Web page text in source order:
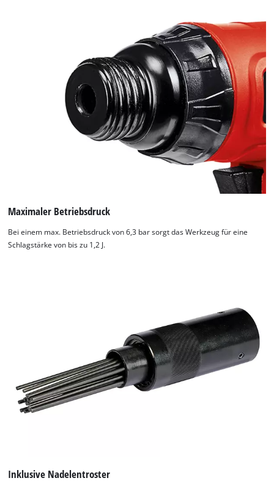
Maximaler Betriebsdruck
Bei einem max. Betriebsdruck von 6,3 bar sorgt das Werkzeug für eine
Schlagstärke von bis zu 1,2 J.
Inklusive Nadelentroster